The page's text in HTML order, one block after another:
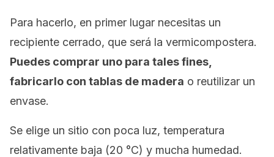
Para hacerlo, en primer lugar necesitas un
recipiente cerrado, que será la vermicompostera.
Puedes comprar uno para tales fines,
fabricarlo con tablas de madera o reutilizar un
envase.
Se elige un sitio con poca luz, temperatura
relativamente baja (20 °C) y mucha humedad.